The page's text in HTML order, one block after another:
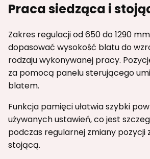
Praca siedząca i
Zakres regulacji od 650 do 1290
dopasować wysokość blatu do
rodzaju wykonywanej pracy.
za pomocą panelu sterującego
blatem.
Funkcja pamięci ułatwia szybki
używanych ustawień, co jest
podczas regularnej zmiany pozycji
stojącą.